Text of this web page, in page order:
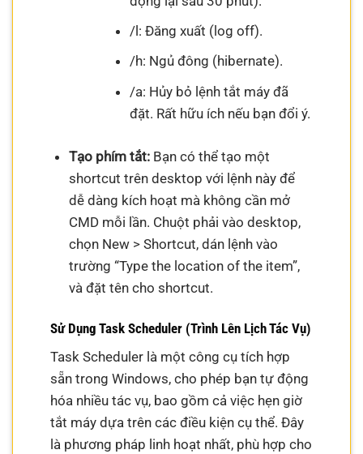
/l: Đăng xuất (log off).
/h: Ngủ đông (hibernate).
/a: Hủy bỏ lệnh tắt máy đã
đặt. Rất hữu ích nếu bạn đổi ý.
Tạo phím tắt:Bạn có thể tạo một
shortcut trên desktop với lệnh này để
dễ dàng kích hoạt mà không cần mở
CMD mỗi lần. Chuột phải vào desktop,
chọn New > Shortcut, dán lệnh vào
trường “Type the location of the item”,
và đặt tên cho shortcut.
Sử Dụng Task Scheduler (Trình Lên Lịch Tác Vụ)
Task Scheduler là một công cụ tích hợp
sẵn trong Windows, cho phép bạn tự động
hóa nhiều tác vụ, bao gồm cả việc hẹn giờ
tắt máy dựa trên các điều kiện cụ thể. Đây
là phương pháp linh hoạt nhất, phù hợp cho